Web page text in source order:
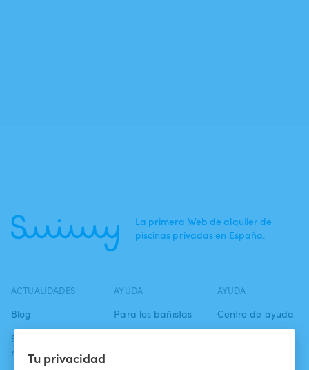
Tu privacidad
La primera Web de alquiler de
piscinas privadas en España.
ACTUALIDADES
Blog
Swimmy en los
medios
AYUDA
Para los bañistas
AYUDA
Centro de ayuda